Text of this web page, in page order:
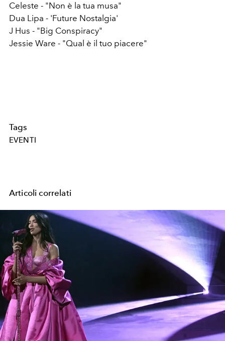
Celeste - "Non è la tua musa"
Dua Lipa - 'Future Nostalgia'
J Hus - "Big Conspiracy"
Jessie Ware - "Qual è il tuo piacere"
Tags
EVENTI
Articoli correlati